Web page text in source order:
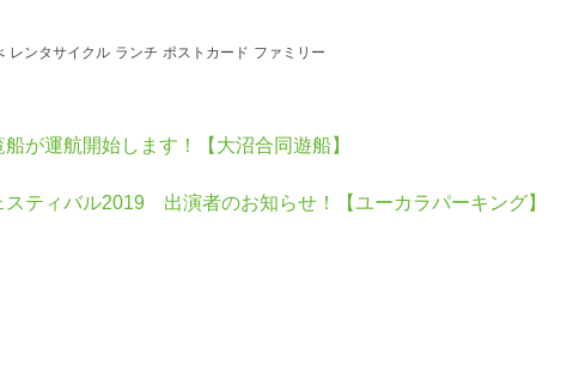
レンタサイクル ランチ ポストカード ファミリー
が運航開始します！【大沼合同遊船】
スティバル2019 出演者のお知らせ！【ユーカラパーキング】